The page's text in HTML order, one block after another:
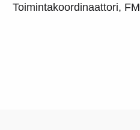
Toimintakoordinaattori, FM